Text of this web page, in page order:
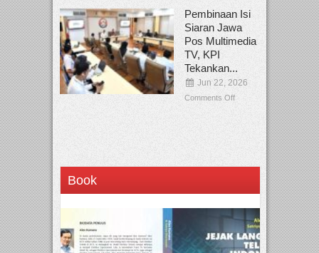
Pembinaan Isi
Siaran Jawa
Pos Multimedia
TV, KPI
Tekankan...
Jun 22, 2026
Comments Off
Book